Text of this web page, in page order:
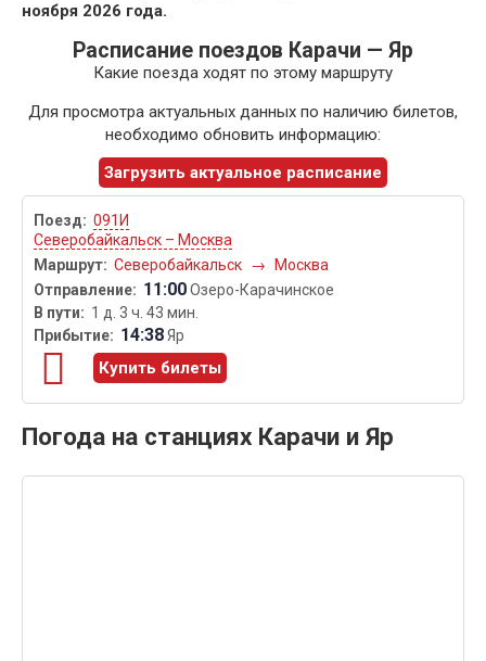
ноября 2026 года.
Расписание поездов Карачи — Яр
Какие поезда ходят по этому маршруту
Для просмотра актуальных данных по наличию билетов,
необходимо обновить информацию:
Загрузить актуальное расписание
091И
Северобайкальск – Москва
Северобайкальск
→ Москва
11:00Озеро-Карачинское
1 д. 3 ч. 43 мин.
14:38Яр
Купить билеты
Погода на станциях Карачи и Яр